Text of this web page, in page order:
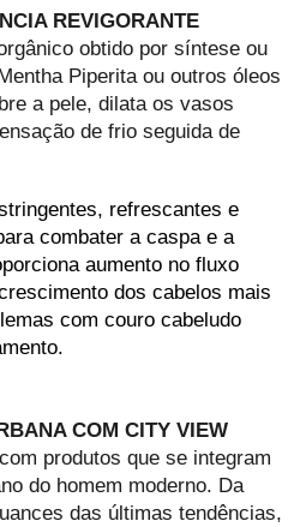
REVIGORANTE
obtido por síntese ou
Piperita ou outros óleos
a pele, dilata os vasos
de frio seguida de
refrescantes e
combater a caspa e a
aumento no fluxo
dos cabelos mais
com couro cabeludo
COM CITY VIEW
produtos que se integram
do homem moderno. Da
das últimas tendências,